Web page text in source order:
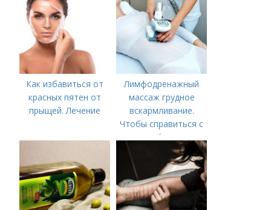
Как избавиться от
красных пятен от
прыщей. Лечение
Лимфодренажный
массаж грудное
вскармливание.
Чтобы справиться с
нагрубанием,
необходимо
предпринять
следующие действия: